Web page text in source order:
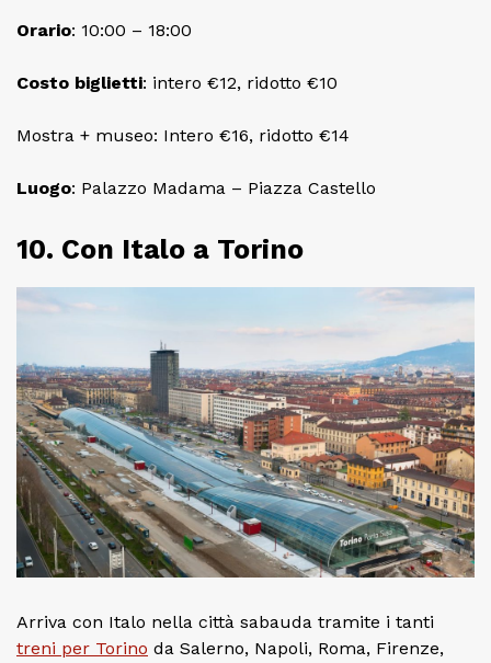
Orario: 10:00 – 18:00
Costo biglietti: intero €12, ridotto €10
Mostra + museo: Intero €16, ridotto €14
Luogo: Palazzo Madama – Piazza Castello
10. Con Italo a Torino
Arriva con Italo nella città sabauda tramite i tanti
treni per Torino da Salerno, Napoli, Roma, Firenze,